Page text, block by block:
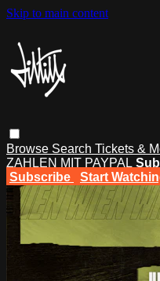
Skip to main content
Browse Search Tickets &
ZAHLEN MIT PAYPAL
Subscribe
Start